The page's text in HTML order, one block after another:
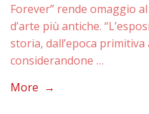
Forever” rende omaggio
d’arte più antiche.
storia, dall’epoca
considerandone …
More →